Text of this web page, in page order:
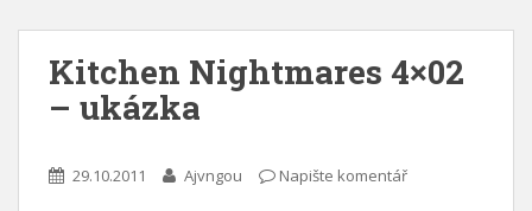
Kitchen Nightmares 4×02
– ukázka
29.10.2011 Ajvngou Napište komentář